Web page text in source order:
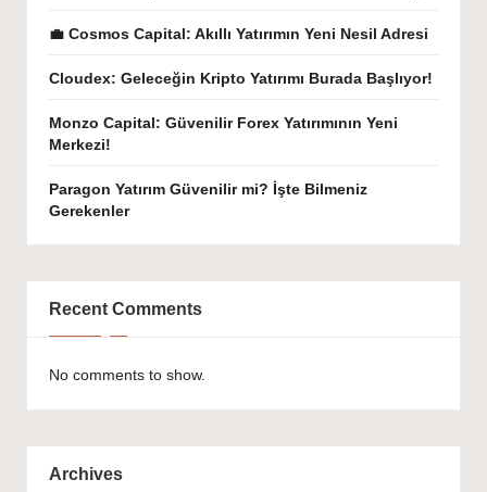
💼 Cosmos Capital: Akıllı Yatırımın Yeni Nesil Adresi
Cloudex: Geleceğin Kripto Yatırımı Burada Başlıyor!
Monzo Capital: Güvenilir Forex Yatırımının Yeni
Merkezi!
Paragon Yatırım Güvenilir mi? İşte Bilmeniz
Gerekenler
Recent Comments
No comments to show.
Archives